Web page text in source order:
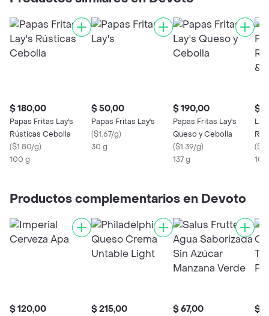
$ 180,00
Papas Fritas Lay's
Rústicas Cebolla
($1.80/g)
100 g
$ 50,00
Papas Fritas Lay's
($1.67/g)
30 g
$ 190,00
Papas Fritas Lay's
Queso y Cebolla
($1.39/g)
137 g
$
(
Productos complementarios en Devoto
$ 120,00 $ 215,00 $ 67,00 $